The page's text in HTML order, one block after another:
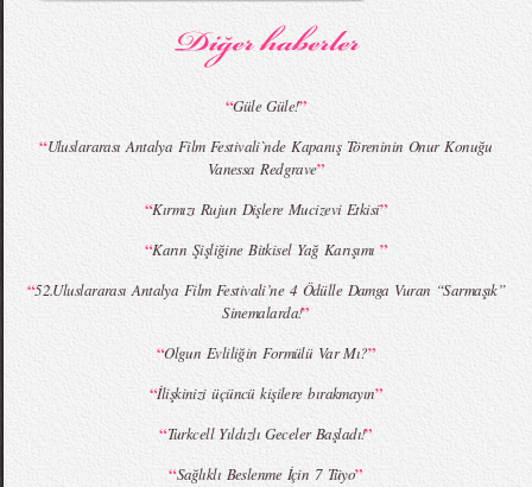
MBFWI - Burçe Bekrek 2015 Yaz Koleksiyonu
“Güle Güle!”
“Uluslararası Antalya Film Festivali`nde Kapanış Töreninin Onur Konuğu
Vanessa Redgrave”
“Kırmızı Rujun Dişlere Mucizevi Etkisi”
“Karın Şişliğine Bitkisel Yağ Karışımı ”
“52.Uluslararası Antalya Film Festivali’ne 4 Ödülle Damga Vuran “Sarmaşık”
Sinemalarda!”
“Olgun Evliliğin Formülü Var Mı?”
“İlişkinizi üçüncü kişilere bırakmayın”
“Turkcell Yıldızlı Geceler Başladı!”
“Sağlıklı Beslenme İçin 7 Tüyo”